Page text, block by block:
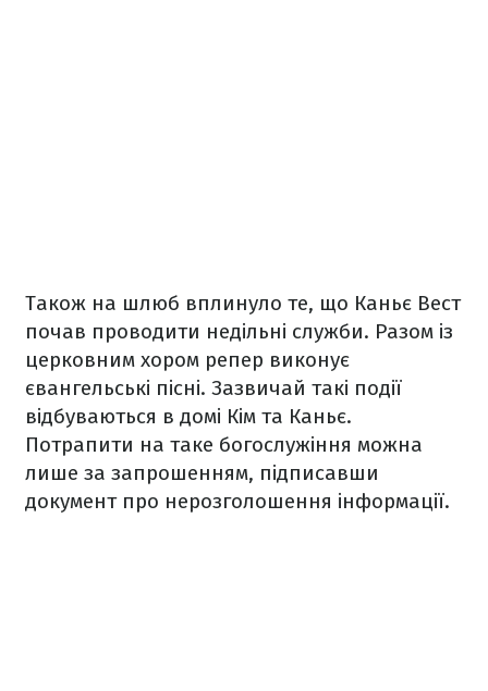
Також на шлюб вплинуло те, що Каньє Вест
почав проводити недільні служби. Разом із
церковним хором репер виконує
євангельські пісні. Зазвичай такі події
відбуваються в домі Кім та Каньє.
Потрапити на таке богослужіння можна
лише за запрошенням, підписавши
документ про нерозголошення інформації.